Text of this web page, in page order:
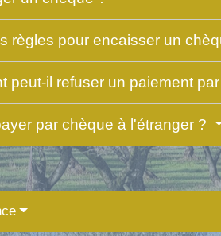
règles pour encaisser un
peut-il refuser un paiement
par chèque à l'étranger ?